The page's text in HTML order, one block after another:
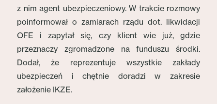
z nim agent ubezpieczeniowy. W trakcie rozmowy
poinformował o zamiarach rządu dot. likwidacji
OFE i zapytał się, czy klient wie już, gdzie
przeznaczy zgromadzone na funduszu środki.
Dodał, że reprezentuje wszystkie zakłady
ubezpieczeń i chętnie doradzi w zakresie
założenie IKZE.